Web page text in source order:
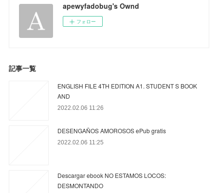
apewyfadobug's Ownd
フォロー
記事一覧
ENGLISH FILE 4TH EDITION A1. STUDENT S BOOK
AND
2022.02.06 11:26
DESENGAÑOS AMOROSOS ePub gratis
2022.02.06 11:25
Descargar ebook NO ESTAMOS LOCOS:
DESMONTANDO